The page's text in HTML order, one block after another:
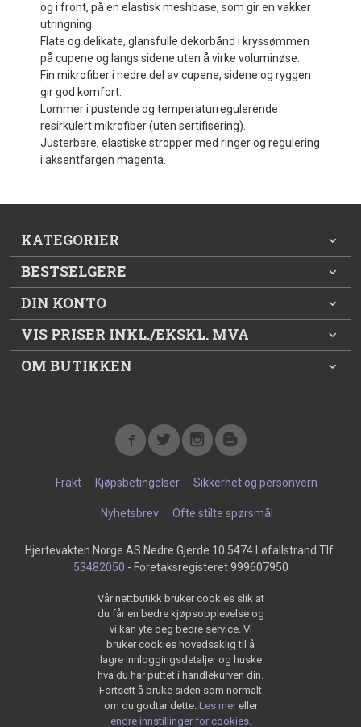
og i front, på en elastisk meshbase, som gir en vakker
utringning.
Flate og delikate, glansfulle dekorbånd i kryssømmen
på cupene og langs sidene uten å virke voluminøse.
Fin mikrofiber i nedre del av cupene, sidene og ryggen
gir god komfort.
Lommer i pustende og temperaturregulerende
resirkulert mikrofiber (uten sertifisering).
Justerbare, elastiske stropper med ringer og regulering
i aksentfargen magenta.
KATEGORIER
BESTSELGERE
DIN KONTO
VIS PRISER INKL./EKSKL. MVA
OM BUTIKKEN
Frakt Kjøpsbetingelser Sikkerhet og personvern
Nyhetsbrev Ofte stilte spørsmål
Hjertevakten Norge AS Nedre Gjerde 10 5474 Løfallstrand Tlf.
53482050 - Foretaksregisteret 999607950
Vår nettbutikk bruker cookies slik at
du får en bedre kjøpsopplevelse og
vi kan yte deg bedre service. Vi
bruker cookies hovedsaklig til å
lagre innloggingsdetaljer og huske
hva du har puttet i handlekurven din.
Fortsett å bruke siden som normalt
om du godtar dette. Les mer eller
endre innstillinger for cookies.